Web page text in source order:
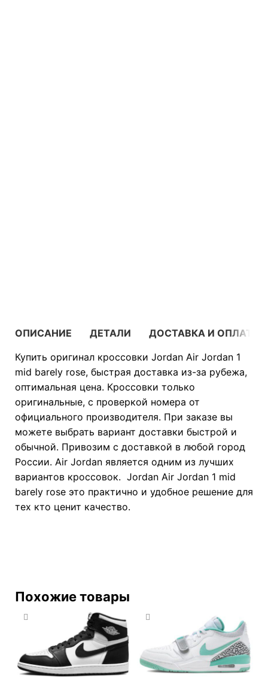
ОПИСАНИЕ ДЕТАЛИ
ДОСТАВКА И ОПЛАТА
Купить оригинал кроссовки Jordan Air Jordan 1
mid barely rose, быстрая доставка из-за рубежа,
оптимальная цена. Кроссовки только
оригинальные, с проверкой номера от
официального производителя. При заказе вы
можете выбрать вариант доставки быстрой и
обычной. Привозим с доставкой в любой город
России. Air Jordan является одним из лучших
вариантов кроссовок. Jordan Air Jordan 1 mid
barely rose это практично и удобное решение для
тех кто ценит качество.
Похожие товары